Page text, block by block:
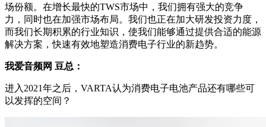
场份额。在增长最快的TWS市场中，我们拥有强大的竞争
力，同时也在加强市场布局。我们也正在加大研发投资力度，
而我们长期积累的行业知识，使我们能够通过提供合适的能源
解决方案，快速有效地塑造消费电子行业的新趋势。
我爱音频网 豆总：
进入2021年之后，VARTA认为消费电子电池产品还有哪些可
以发挥的空间？